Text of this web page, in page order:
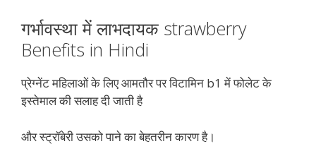
गर्भावस्था में लाभदायक strawberry
Benefits in Hindi
प्रेग्नेंट महिलाओं के लिए आमतौर पर विटामिन b1 में फोलेट के
इस्तेमाल की सलाह दी जाती है
और स्ट्रॉबेरी उसको पाने का बेहतरीन कारण है।